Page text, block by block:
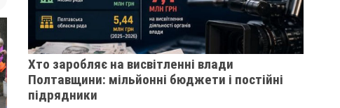
Хто заробляє на висвітленні влади
Полтавщини: мільйонні бюджети і постійні
підрядники